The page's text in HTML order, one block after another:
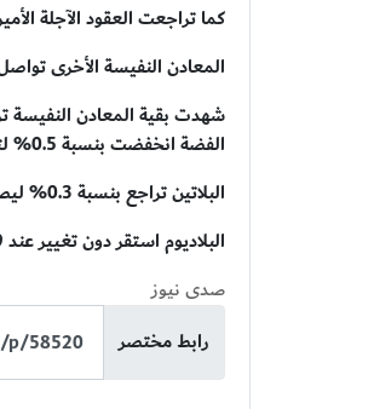
كما تراجعت العقود الآجلة الأميركية للذهب
المعادن النفيسة الأخرى
شهدت بقية المعادن النفيسة
الفضة انخفضت بنسبة 0.5% لتسجل 76.32 دولاراً للأونصة
البلاتين تراجع بنسبة 0.3% ليصل إلى 1959.20 دولاراً
البلاديوم استقر دون تغيير عند 1377.89 دولاراً للأونصة
صدى نيوز
رابط مختصر